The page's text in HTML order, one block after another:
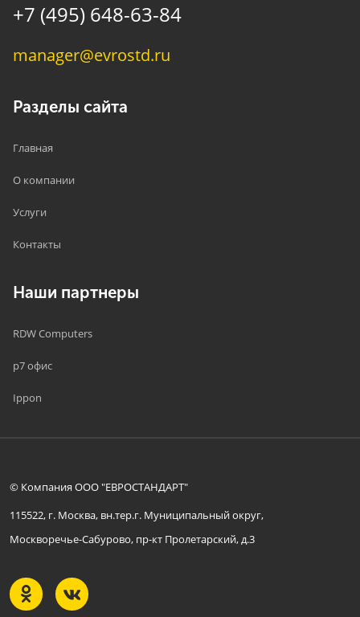
+7 (495) 648-63-84
manager@evrostd.ru
Разделы сайта
Главная
О компании
Услуги
Контакты
Наши партнеры
RDW Computers
р7 офис
Ippon
© Компания ООО "ЕВРОСТАНДАРТ"
115522, г. Москва, вн.тер.г. Муниципальный округ,
Москворечье-Сабурово, пр-кт Пролетарский, д.3